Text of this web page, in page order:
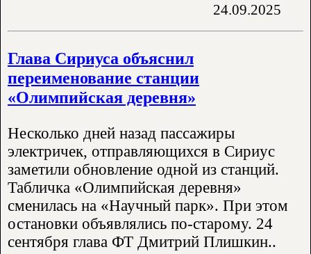
24.09.2025
Глава Сириуса объяснил
переименование станции
«Олимпийская деревня»
Несколько дней назад пассажиры
электричек, отправляющихся в Сириус
заметили обновление одной из станций.
Табличка «Олимпийская деревня»
сменилась на «Научный парк». При этом
остановки объявлялись по-старому. 24
сентября глава ФТ Дмитрий Плишкин..